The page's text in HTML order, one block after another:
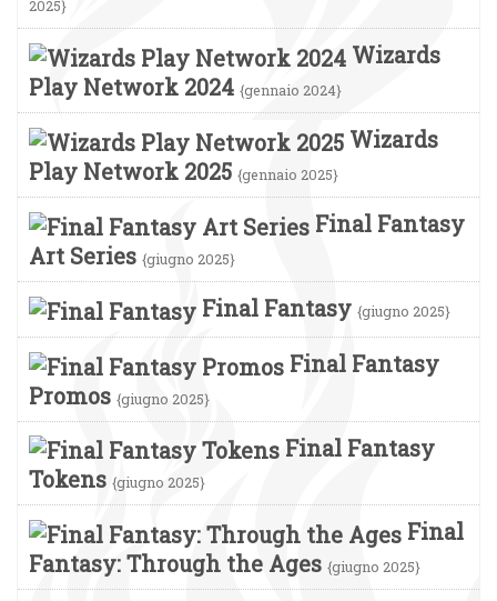
2025}
Wizards
Play Network 2024 {gennaio 2024}
Wizards
Play Network 2025 {gennaio 2025}
Final Fantasy
Art Series {giugno 2025}
Final Fantasy {giugno 2025}
Final Fantasy
Promos {giugno 2025}
Final Fantasy
Tokens {giugno 2025}
Final
Fantasy: Through the Ages {giugno 2025}